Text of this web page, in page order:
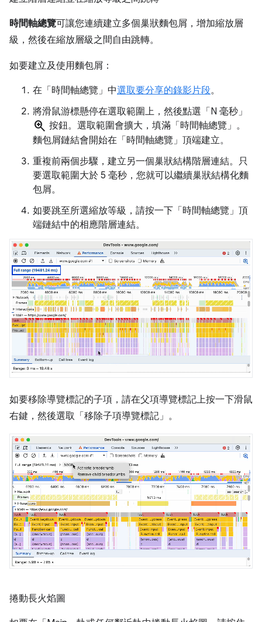
時間軸總覽可讓您連續建立多個巢狀麵包屑，增加縮放層
級，然後在縮放層級之間自由跳轉。
如要建立及使用麵包屑：
在「時間軸總覽」 中選取要分享的錄影片段。
將滑鼠游標懸停在選取範圍上，然後點選「N 毫秒」
zoom_in 按鈕。選取範圍會擴大，填滿「時間軸總覽」 。
麵包屑鏈結會開始在「時間軸總覽」 頂端建立。
重複前兩個步驟，建立另一個巢狀結構階層連結。只
要選取範圍大於 5 毫秒，您就可以繼續巢狀結構化麵
包屑。
如要跳至所選縮放等級，請按一下「時間軸總覽」 頂
端鏈結中的相應階層連結。
如要移除導覽標記的子項，請在父項導覽標記上按一下滑鼠
右鍵，然後選取「移除子項導覽標記」 。
捲動長火焰圖